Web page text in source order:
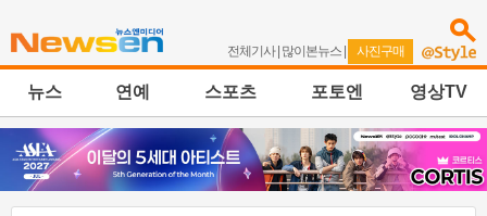
전체기사| 많이본뉴스 | 사진구매
뉴스 연예 스포츠 포토엔 영상TV